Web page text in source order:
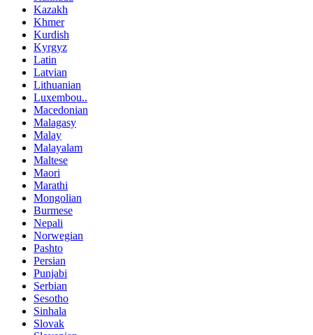
Kazakh
Khmer
Kurdish
Kyrgyz
Latin
Latvian
Lithuanian
Luxembou..
Macedonian
Malagasy
Malay
Malayalam
Maltese
Maori
Marathi
Mongolian
Burmese
Nepali
Norwegian
Pashto
Persian
Punjabi
Serbian
Sesotho
Sinhala
Slovak